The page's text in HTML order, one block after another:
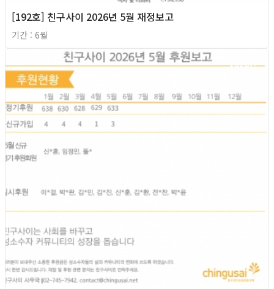
[192호] 친구사이 2026년 5월 재정보고
기간 : 6월
2026년